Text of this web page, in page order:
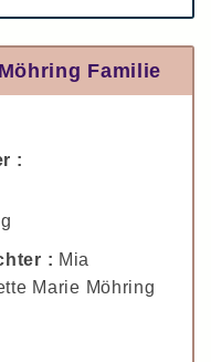
Familie
:
: Mia
Marie Möhring